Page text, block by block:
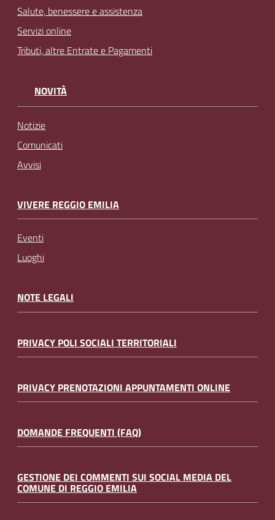
Salute, benessere e assistenza
Servizi online
Tributi, altre Entrate e Pagamenti
NOVITÀ
Notizie
Comunicati
Avvisi
VIVERE REGGIO EMILIA
Eventi
Luoghi
NOTE LEGALI
PRIVACY POLI SOCIALI TERRITORIALI
PRIVACY PRENOTAZIONI APPUNTAMENTI ONLINE
DOMANDE FREQUENTI (FAQ)
GESTIONE DEI COMMENTI SUI SOCIAL MEDIA DEL
COMUNE DI REGGIO EMILIA